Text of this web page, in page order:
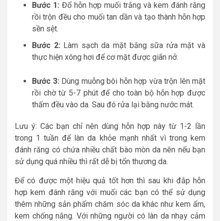
Bước 1: Đổ hỗn hợp muối trắng và kem đánh răng
rồi trộn đều cho muối tan dần và tạo thành hỗn hợp
sền sệt.
Bước 2: Làm sạch da mặt bằng sữa rửa mặt và
thực hiện xông hơi để cơ mặt được giãn nở.
Bước 3: Dùng muỗng bôi hỗn hợp vừa trộn lên mặt
rồi chờ từ 5-7 phút để cho toàn bộ hỗn hợp được
thấm đều vào da. Sau đó rửa lại bằng nước mát.
Lưu ý: Các bạn chỉ nên dùng hỗn hợp này từ 1-2 lần
trong 1 tuần để làn da khỏe mạnh nhất vì trong kem
đánh răng có chứa nhiều chất bào mòn da nên nếu bạn
sử dụng quá nhiều thì rất dễ bị tổn thương da.
Để có được một hiệu quả tốt hơn thì sau khi đắp hỗn
hợp kem đánh răng với muối các bạn có thể sử dụng
thêm những sản phẩm chăm sóc da khác như kem ẩm,
kem chống nắng. Với những người có làn da nhạy cảm